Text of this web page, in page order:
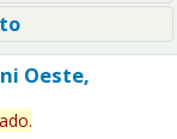
Oeste,
.